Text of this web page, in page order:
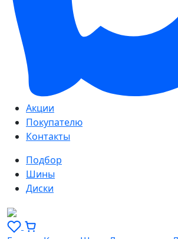
Акции
Покупателю
Контакты
Подбор
Шины
Диски